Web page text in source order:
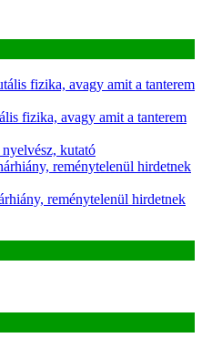
fizika, avagy amit a tanterem
fizika, avagy amit a tanterem
kutató
reménytelenül hirdetnek
reménytelenül hirdetnek